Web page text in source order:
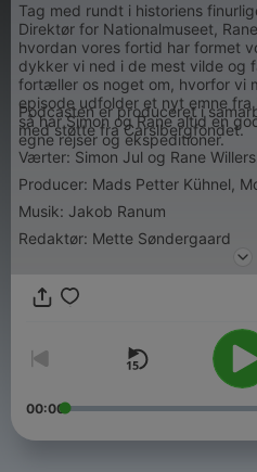
Tag med rundt i historiens
Direktør for Nationalmuseet,
hvordan vores fortid har formet
dykker vi ned i de mest vilde og
fortæller os noget om, hvorfor vi
episode udfolder et nyt emne fra
så har Simon og Rane altid en
egne rejser og ekspeditioner.
Podcasten er produceret i
med støtte fra Carslbergfondet.
Værter: Simon Jul og Rane
Producer: Mads Petter Kühnel,
Musik: Jakob Ranum
Redaktør: Mette Søndergaard
00:00